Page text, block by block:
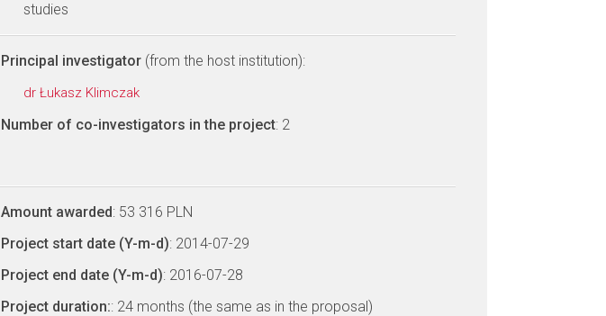
studies
Principal investigator (from the host institution):
dr Łukasz Klimczak
Number of co-investigators in the project: 2
Amount awarded: 53 316 PLN
Project start date (Y-m-d): 2014-07-29
Project end date (Y-m-d): 2016-07-28
Project duration:: 24 months (the same as in the proposal)